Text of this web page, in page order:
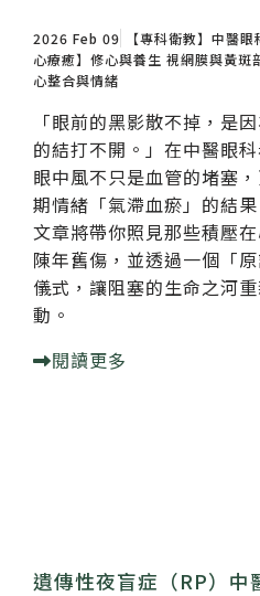
2026 Feb 09 【專科衛教】中醫眼
心療癒】修心與養生 視網膜與黃斑
心整合與情緒
「眼前的黑影散不掉，是
的結打不開。」在中醫眼科
眼中風不只是血管的堵塞
期情緒「氣滯血瘀」的結
文章將帶你照見那些積壓
陳年舊傷，並透過一個「
儀式，讓阻塞的生命之河
動。
閱讀更多
遺傳性夜盲症（RP）中